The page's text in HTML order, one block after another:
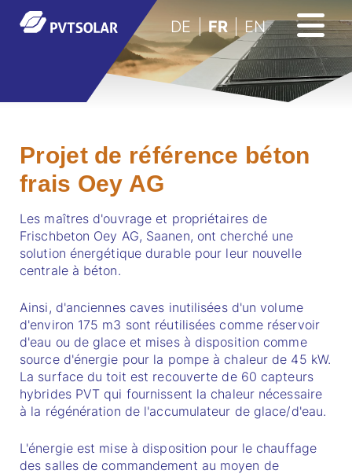
DE FR EN
Projet de référence béton
frais Oey AG
Les maîtres d'ouvrage et propriétaires de
Frischbeton Oey AG, Saanen, ont cherché une
solution énergétique durable pour leur nouvelle
centrale à béton.
Ainsi, d'anciennes caves inutilisées d'un volume
d'environ 175 m3 sont réutilisées comme réservoir
d'eau ou de glace et mises à disposition comme
source d'énergie pour la pompe à chaleur de 45 kW.
La surface du toit est recouverte de 60 capteurs
hybrides PVT qui fournissent la chaleur nécessaire
à la régénération de l'accumulateur de glace/d'eau.
L'énergie est mise à disposition pour le chauffage
des salles de commandement au moyen de